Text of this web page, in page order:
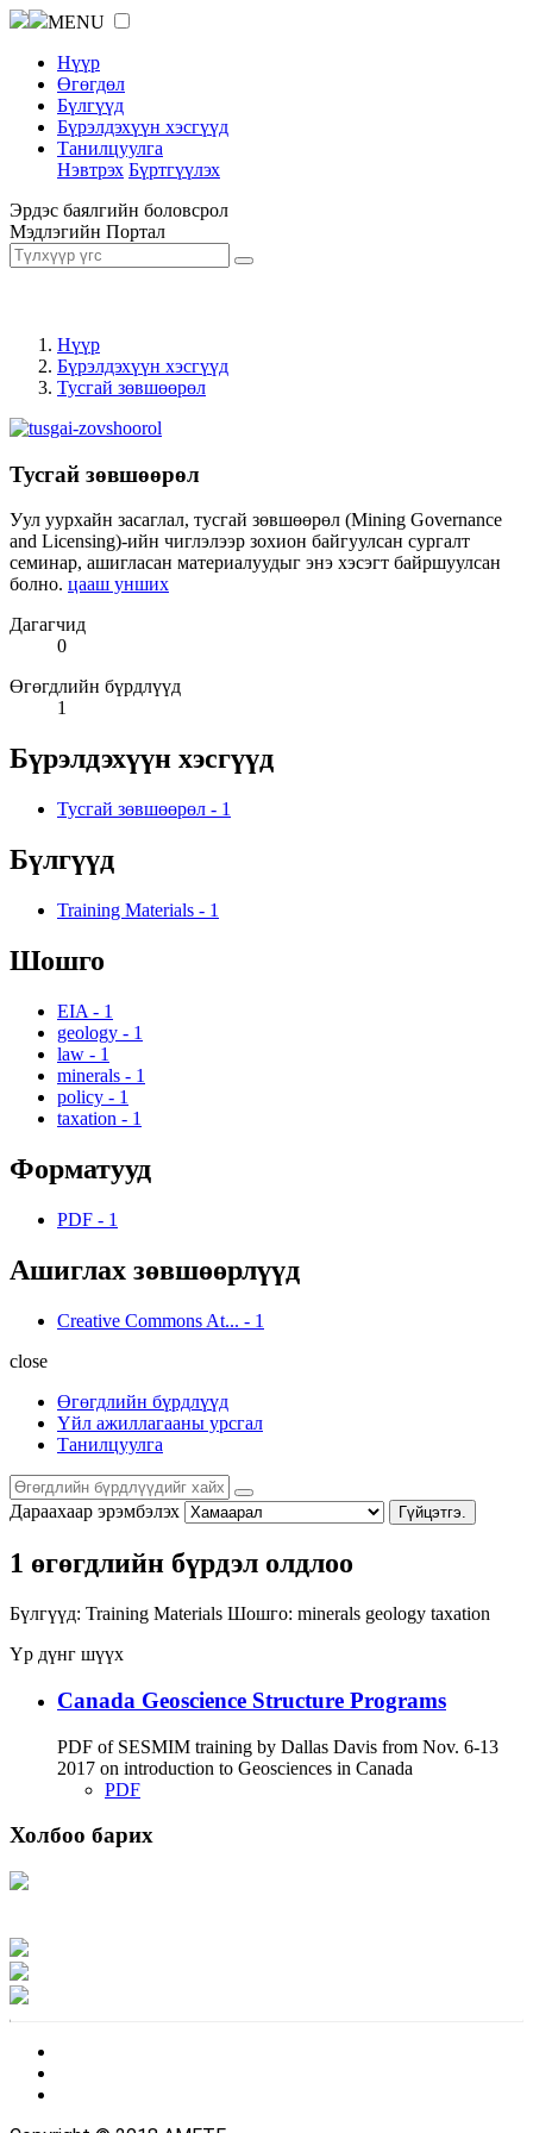
MENU
Нүүр
Өгөгдөл
Бүлгүүд
Бүрэлдэхүүн хэсгүүд
Танилцуулга
Нэвтрэх Бүртгүүлэх
Эрдэс баялгийн боловсрол
Мэдлэгийн Портал
Нүүр
Бүрэлдэхүүн хэсгүүд
Тусгай зөвшөөрөл
Тусгай зөвшөөрөл
Уул уурхайн засаглал, тусгай зөвшөөрөл (Mining Governance
and Licensing)-ийн чиглэлээр зохион байгуулсан сургалт
семинар, ашигласан материалуудыг энэ хэсэгт байршуулсан
болно. цааш унших
Дагагчид
0
Өгөгдлийн бүрдлүүд
1
Бүрэлдэхүүн хэсгүүд
Тусгай зөвшөөрөл - 1
Бүлгүүд
Training Materials - 1
Шошго
EIA - 1
geology - 1
law - 1
minerals - 1
policy - 1
taxation - 1
Форматууд
PDF - 1
Ашиглах зөвшөөрлүүд
Creative Commons At... - 1
close
Өгөгдлийн бүрдлүүд
Үйл ажиллагааны урсгал
Танилцуулга
Дараахаар эрэмбэлэх Гүйцэтгэ.
1 өгөгдлийн бүрдэл олдлоо
Бүлгүүд: Training Materials Шошго: minerals geology taxation
Үр дүнг шүүх
Canada Geoscience Structure Programs
PDF of SESMIM training by Dallas Davis from Nov. 6-13
2017 on introduction to Geosciences in Canada
PDF
Холбоо барих